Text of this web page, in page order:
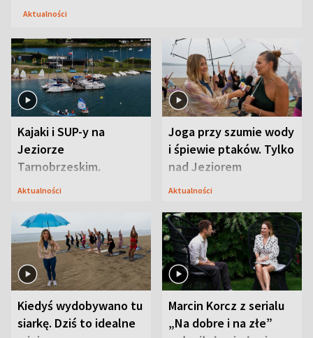
Aktualności
Kajaki i SUP-y na
Jeziorze
Tarnobrzeskim.
Przyrodnicy zwracają
Aktualności
Joga przy szumie wody
i śpiewie ptaków. Tylko
nad Jeziorem
Tarnobrzeskim
Aktualności
Kiedyś wydobywano tu
siarkę. Dziś to idealne
Marcin Korcz z serialu
„Na dobre i na złe”